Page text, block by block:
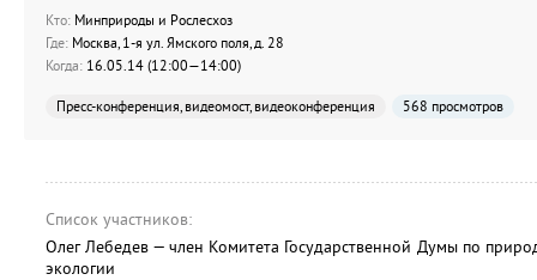
Кто: Минприроды и Рослесхоз
Где: Москва, 1-я ул. Ямского поля, д. 28
Когда: 16.05.14 (12:00—14:00)
Пресс-конференция, видеомост, видеоконференция 568 просмотров
Список участников:
Олег Лебедев — член Комитета Государственной Думы по
экологии